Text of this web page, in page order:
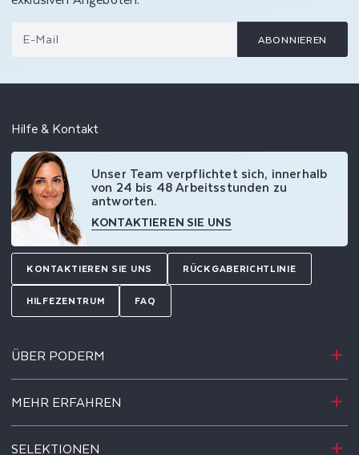
E-Mail ABONNIEREN
Hilfe & Kontakt
Unser Team verpflichtet sich, innerhalb
von 24 bis 48 Arbeitsstunden zu
antworten.
KONTAKTIEREN SIE UNS
KONTAKTIEREN SIE UNS RÜCKGABERICHTLINIE
HILFEZENTRUM FAQ
ÜBER PODERM
MEHR ERFAHREN
SELEKTIONEN